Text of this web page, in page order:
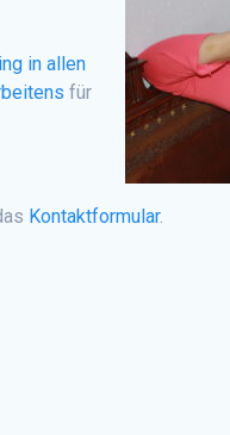
in allen
für
Kontaktformular.